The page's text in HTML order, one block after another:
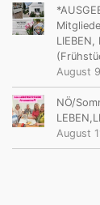
August
NÖ/
August